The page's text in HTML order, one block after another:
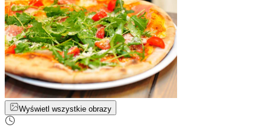
Wyświetl wszystkie obrazy